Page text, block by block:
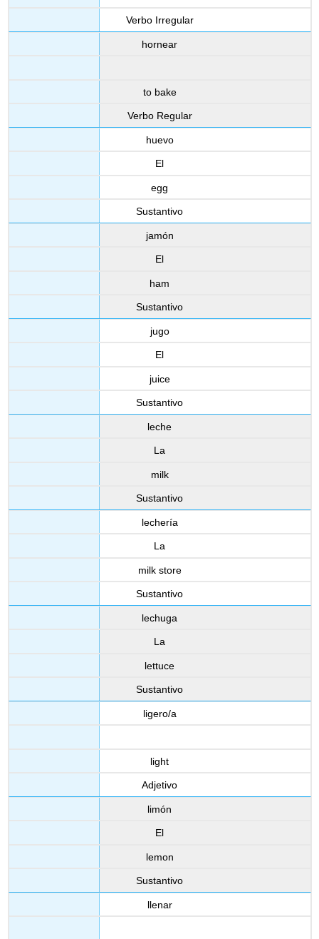
Verbo Irregular
hornear
to bake
Verbo Regular
huevo
El
egg
Sustantivo
jamón
El
ham
Sustantivo
jugo
El
juice
Sustantivo
leche
La
milk
Sustantivo
lechería
La
milk store
Sustantivo
lechuga
La
lettuce
Sustantivo
ligero/a
light
Adjetivo
limón
El
lemon
Sustantivo
llenar